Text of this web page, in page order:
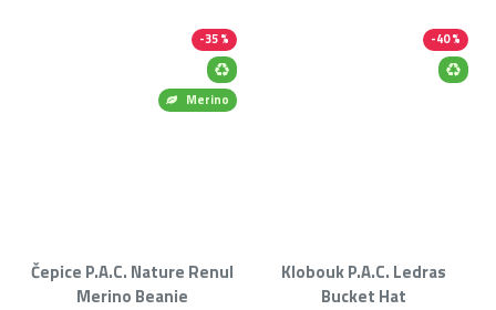
Merino
-35 %
Čepice P.A.C. Nature Renul
Merino Beanie
-40 %
Klobouk P.A.C. Ledras
Bucket Hat